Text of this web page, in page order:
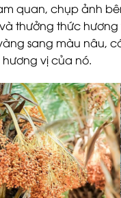
quan, chụp ảnh
thưởng thức
sang màu nâu,
vị của nó.